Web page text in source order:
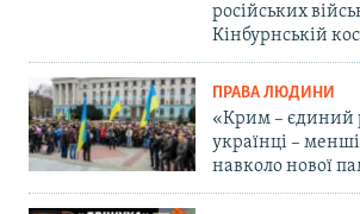
російських
Кінбурнській
ПРАВА ЛЮДИНИ
«Крим – єдиний
українці –
навколо нової